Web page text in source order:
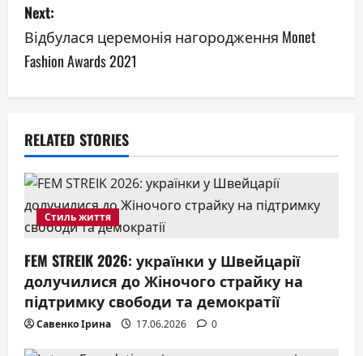
n
a
v
i
g
a
t
i
o
n
Next:
Відбулася церемонія нагородження Monet
Fashion Awards 2021
RELATED STORIES
Стиль життя
FEM STREIK 2026: українки у Швейцарії
долучилися до Жіночого страйку на
підтримку свободи та демократії
Савенко Ірина 17.06.2026 0